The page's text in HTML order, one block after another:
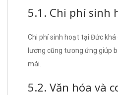
5.1. Chi phí sinh
Chi phí sinh hoạt tại Đức
lương cũng tương ứng giúp
mái.
5.2. Văn hóa và